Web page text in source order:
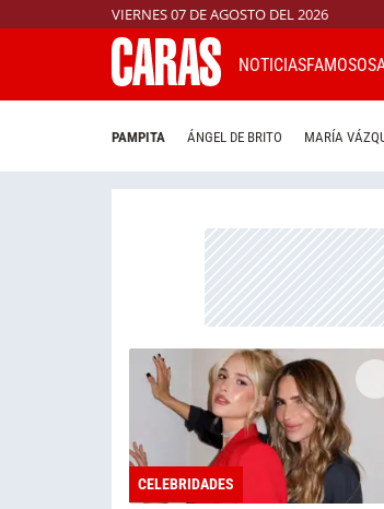
VIERNES 07 DE AGOSTO DEL 2026
NOTICIASFAMOSOS
PAMPITA ÁNGEL DE BRITO MARÍA
CELEBRIDADES